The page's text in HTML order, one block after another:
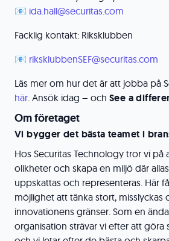
📧 ida.hall@securitas.com
Facklig kontakt: Riksklubben
📧 riksklubbenSEF@securitas.com
Läs mer om hur det är att jobba på
här. Ansök idag – och See a
Om företaget
Vi bygger det bästa teamet i
Hos Securitas Technology tror vi på
olikheter och skapa en miljö där
uppskattas och representeras. Här
möjlighet att tänka stort, misslyckas
innovationens gränser. Som en
organisation strävar vi efter att göra